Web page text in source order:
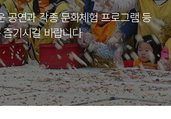
공연과 각종 문화체험 프로그램 등
기시길 바랍니다